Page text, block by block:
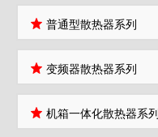
普通型散热器系列
变频器散热器系列
机箱一体化散热器系列